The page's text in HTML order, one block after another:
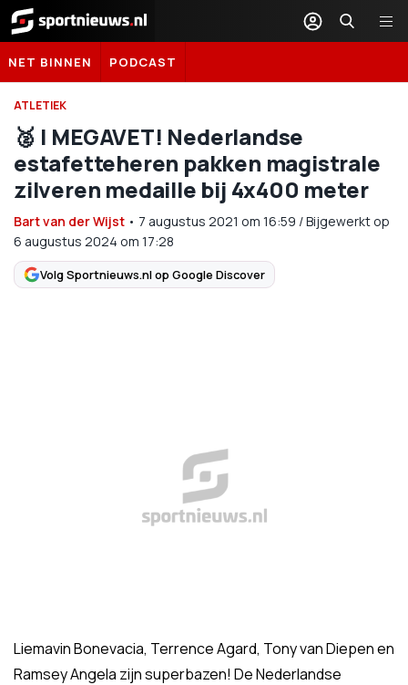
Sportnieuws.nl
NET BINNEN PODCAST
ATLETIEK
🥈 | MEGAVET! Nederlandse
estafetteheren pakken magistrale
zilveren medaille bij 4x400 meter
Bart van der Wijst • 7 augustus 2021 om 16:59 /Bijgewerkt op
6 augustus 2024 om 17:28
Volg Sportnieuws.nl op Google Discover
Liemavin Bonevacia, Terrence Agard, Tony van Diepen en
Ramsey Angela zijn superbazen! De Nederlandse